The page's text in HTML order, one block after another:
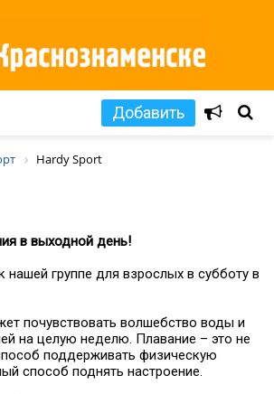
Добавить
Hardy Sport
в выходной день!
нашей группе для взрослых в субботу в
почувствовать волшебство воды и
на целую неделю. Плавание – это не
поддерживать физическую
способ поднять настроение.